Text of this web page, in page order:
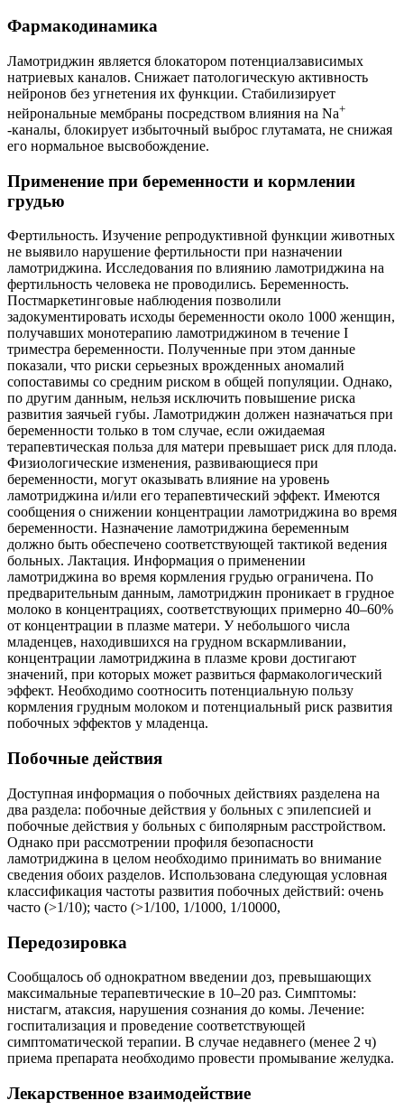
Фармакодинамика
Ламотриджин является блокатором потенциалзависимых
натриевых каналов. Снижает патологическую активность
нейронов без угнетения их функции. Стабилизирует
нейрональные мембраны посредством влияния на Na+
-каналы, блокирует избыточный выброс глутамата, не снижая
его нормальное высвобождение.
Применение при беременности и кормлении
грудью
Фертильность. Изучение репродуктивной функции животных
не выявило нарушение фертильности при назначении
ламотриджина. Исследования по влиянию ламотриджина на
фертильность человека не проводились. Беременность.
Постмаркетинговые наблюдения позволили
задокументировать исходы беременности около 1000 женщин,
получавших монотерапию ламотриджином в течение I
триместра беременности. Полученные при этом данные
показали, что риски серьезных врожденных аномалий
сопоставимы со средним риском в общей популяции. Однако,
по другим данным, нельзя исключить повышение риска
развития заячьей губы. Ламотриджин должен назначаться при
беременности только в том случае, если ожидаемая
терапевтическая польза для матери превышает риск для плода.
Физиологические изменения, развивающиеся при
беременности, могут оказывать влияние на уровень
ламотриджина и/или его терапевтический эффект. Имеются
сообщения о снижении концентрации ламотриджина во время
беременности. Назначение ламотриджина беременным
должно быть обеспечено соответствующей тактикой ведения
больных. Лактация. Информация о применении
ламотриджина во время кормления грудью ограничена. По
предварительным данным, ламотриджин проникает в грудное
молоко в концентрациях, соответствующих примерно 40–60%
от концентрации в плазме матери. У небольшого числа
младенцев, находившихся на грудном вскармливании,
концентрации ламотриджина в плазме крови достигают
значений, при которых может развиться фармакологический
эффект. Необходимо соотносить потенциальную пользу
кормления грудным молоком и потенциальный риск развития
побочных эффектов у младенца.
Побочные действия
Доступная информация о побочных действиях разделена на
два раздела: побочные действия у больных с эпилепсией и
побочные действия у больных с биполярным расстройством.
Однако при рассмотрении профиля безопасности
ламотриджина в целом необходимо принимать во внимание
сведения обоих разделов. Использована следующая условная
классификация частоты развития побочных действий: очень
часто (>1/10); часто (>1/100, 1/1000, 1/10000,
Передозировка
Сообщалось об однократном введении доз, превышающих
максимальные терапевтические в 10–20 раз. Симптомы:
нистагм, атаксия, нарушения сознания до комы. Лечение:
госпитализация и проведение соответствующей
симптоматической терапии. В случае недавнего (менее 2 ч)
приема препарата необходимо провести промывание желудка.
Лекарственное взаимодействие